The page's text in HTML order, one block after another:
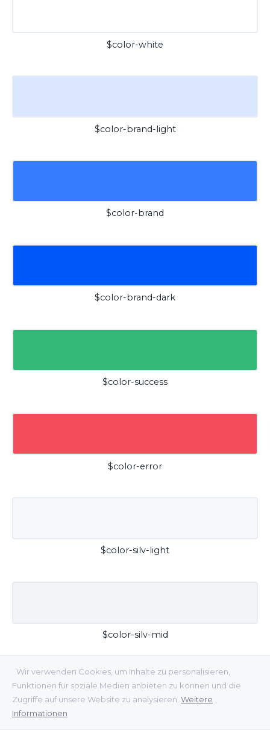
Wir verwenden Cookies, um Inhalte zu personalisieren,
Funktionen für soziale Medien anbieten zu können und die
Zugriffe auf unsere Website zu analysieren. Weitere
Informationen
$color-white
$color-brand-light
$color-brand
$color-brand-dark
$color-success
$color-error
$color-silv-light
$color-silv-mid